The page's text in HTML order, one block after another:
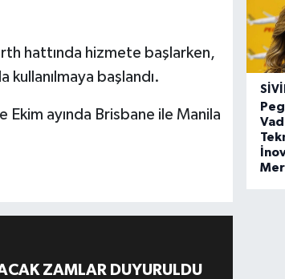
hattında hizmete başlarken,
kullanılmaya başlandı.
Ekim ayında Brisbane ile Manila
ZAMLAR DUYURULDU